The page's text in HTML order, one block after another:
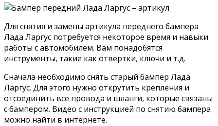
Для снятия и замены артикула переднего бампера
Лада Ларгус потребуется некоторое время и навыки
работы с автомобилем. Вам понадобятся
инструменты, такие как отвертки, ключи и т.д.
Сначала необходимо снять старый бампер Лада
Ларгус. Для этого нужно открутить крепления и
отсоединить все провода и шланги, которые связаны
с бампером. Видео с инструкцией по снятию бампера
можно найти в интернете.